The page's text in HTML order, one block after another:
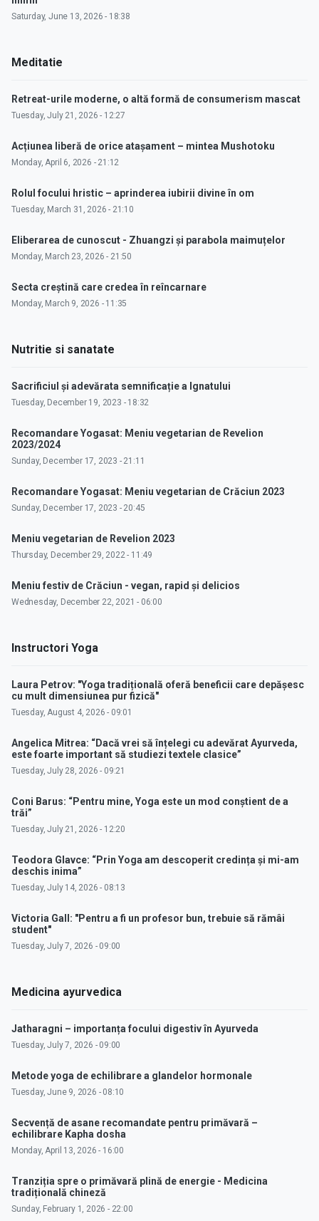
Saturday, June 13, 2026 - 18:38
Meditatie
Retreat-urile moderne, o altă formă de consumerism mascat
Tuesday, July 21, 2026 - 12:27
Acțiunea liberă de orice atașament – mintea Mushotoku
Monday, April 6, 2026 - 21:12
Rolul focului hristic – aprinderea iubirii divine în om
Tuesday, March 31, 2026 - 21:10
Eliberarea de cunoscut - Zhuangzi și parabola maimuțelor
Monday, March 23, 2026 - 21:50
Secta creștină care credea în reîncarnare
Monday, March 9, 2026 - 11:35
Nutritie si sanatate
Sacrificiul și adevărata semnificație a Ignatului
Tuesday, December 19, 2023 - 18:32
Recomandare Yogasat: Meniu vegetarian de Revelion
2023/2024
Sunday, December 17, 2023 - 21:11
Recomandare Yogasat: Meniu vegetarian de Crăciun 2023
Sunday, December 17, 2023 - 20:45
Meniu vegetarian de Revelion 2023
Thursday, December 29, 2022 - 11:49
Meniu festiv de Crăciun - vegan, rapid și delicios
Wednesday, December 22, 2021 - 06:00
Instructori Yoga
Laura Petrov: "Yoga tradițională oferă beneficii care depășesc
cu mult dimensiunea pur fizică"
Tuesday, August 4, 2026 - 09:01
Angelica Mitrea: “Dacă vrei să înțelegi cu adevărat Ayurveda,
este foarte important să studiezi textele clasice”
Tuesday, July 28, 2026 - 09:21
Coni Barus: “Pentru mine, Yoga este un mod conștient de a
trăi”
Tuesday, July 21, 2026 - 12:20
Teodora Glavce: “Prin Yoga am descoperit credința și mi-am
deschis inima”
Tuesday, July 14, 2026 - 08:13
Victoria Gall: "Pentru a fi un profesor bun, trebuie să rămâi
student"
Tuesday, July 7, 2026 - 09:00
Medicina ayurvedica
Jatharagni – importanța focului digestiv în Ayurveda
Tuesday, July 7, 2026 - 09:00
Metode yoga de echilibrare a glandelor hormonale
Tuesday, June 9, 2026 - 08:10
Secvență de asane recomandate pentru primăvară –
echilibrare Kapha dosha
Monday, April 13, 2026 - 16:00
Tranziția spre o primăvară plină de energie - Medicina
tradițională chineză
Sunday, February 1, 2026 - 22:00